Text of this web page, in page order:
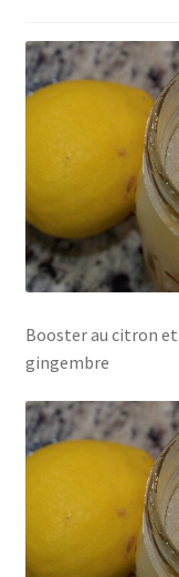
Booster au citron et
gingembre